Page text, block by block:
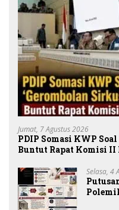
Jumat, 7 Agustus 2026
PDIP Somasi KWP
Buntut Rapat Komisi
Selasa, 4